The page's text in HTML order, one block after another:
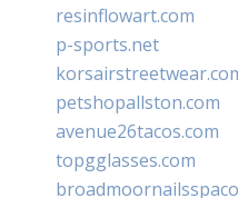
resinflowart.com
p-sports.net
petshopallston.com
avenue26tacos.com
topgglasses.com